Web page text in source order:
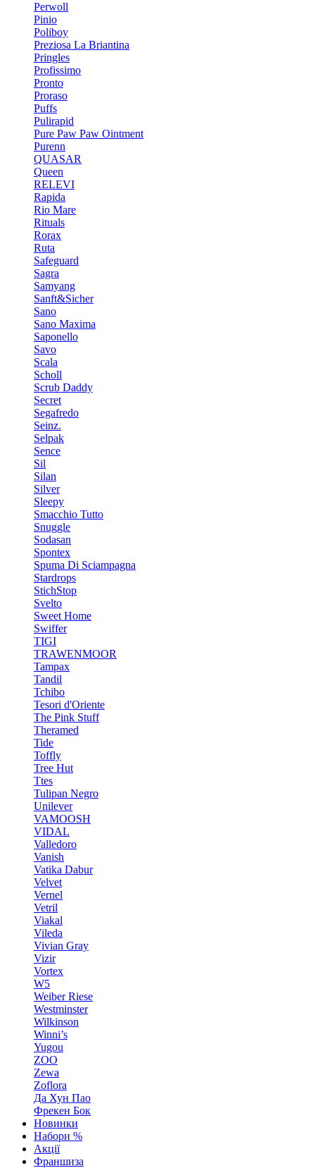
Perwoll
Pinio
Poliboy
Preziosa La Briantina
Pringles
Profissimo
Pronto
Proraso
Puffs
Pulirapid
Pure Paw Paw Ointment
Purenn
QUASAR
Queen
RELEVI
Rapida
Rio Mare
Rituals
Rorax
Ruta
Safeguard
Sagra
Samyang
Sanft&Sicher
Sano
Sano Maxima
Saponello
Savo
Scala
Scholl
Scrub Daddy
Secret
Segafredo
Seinz.
Selpak
Sence
Sil
Silan
Silver
Sleepy
Smacchio Tutto
Snuggle
Sodasan
Spontex
Spuma Di Sciampagna
Stardrops
StichStop
Svelto
Sweet Home
Swiffer
TIGI
TRAWENMOOR
Tampax
Tandil
Tchibo
Tesori d'Oriente
The Pink Stuff
Theramed
Tide
Toffly
Tree Hut
Ttes
Tulipan Negro
Unilever
VAMOOSH
VIDAL
Valledoro
Vanish
Vatika Dabur
Velvet
Vernel
Vetril
Viakal
Vileda
Vivian Gray
Vizir
Vortex
W5
Weiber Riese
Westminster
Wilkinson
Winni’s
Yugou
ZOO
Zewa
Zoflora
Да Хун Пао
Фрекен Бок
Новинки
Набори %
Акції
Франшиза